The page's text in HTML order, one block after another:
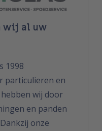
wij al uw
1998
particulieren en
wij door
en panden
onze